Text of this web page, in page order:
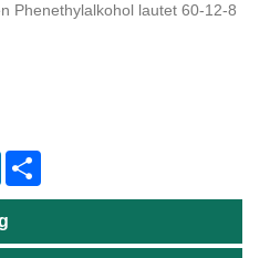
Phenethylalkohol lautet 60-12-8
LinkedIn